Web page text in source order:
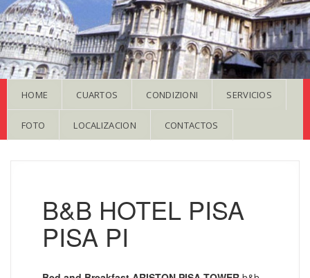
HOME CUARTOS CONDIZIONI SERVICIOS
FOTO LOCALIZACION CONTACTOS
B&B HOTEL PISA
PISA PI